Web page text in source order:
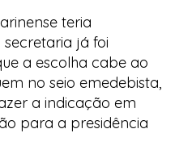
teria
já foi
a escolha cabe ao
no seio emedebista,
a indicação em
para a presidência